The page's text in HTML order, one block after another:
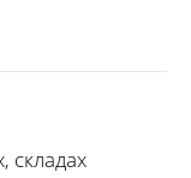
складах